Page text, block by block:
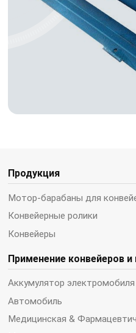
Продукция
Мотор-барабаны для
Конвейерные ролики
Конвейеры
Применение конвейеров
Аккумулятор электромобиля
Автомобиль
Медицинская &